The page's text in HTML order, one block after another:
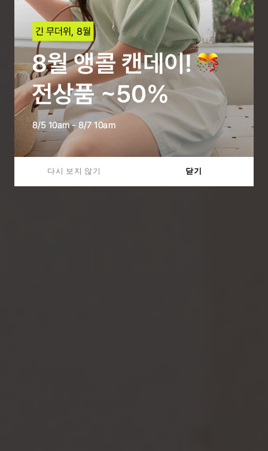
다시 보지 않기 닫기